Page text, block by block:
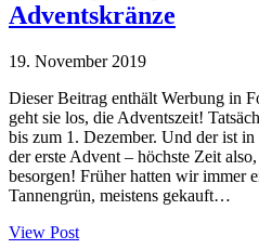
Adventskränze
19. November 2019
Dieser Beitrag enthält Werbung in
geht sie los, die Adventszeit!
bis zum 1. Dezember. Und der ist
der erste Advent – höchste Zeit
besorgen! Früher hatten wir immer
Tannengrün, meistens gekauft…
View Post